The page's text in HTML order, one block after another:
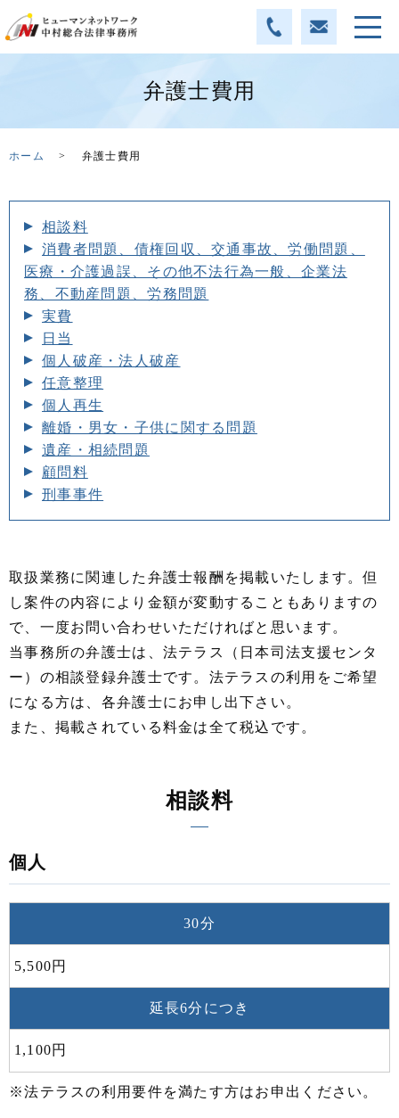
弁護士費用
ホーム 弁護士費用
相談料
消費者問題、債権回収、交通事故、労働問題、
医療・介護過誤、その他不法行為一般、企業法
務、不動産問題、労務問題
実費
日当
個人破産・法人破産
任意整理
個人再生
離婚・男女・子供に関する問題
遺産・相続問題
顧問料
刑事事件
取扱業務に関連した弁護士報酬を掲載いたします。但
し案件の内容により金額が変動することもありますの
で、一度お問い合わせいただければと思います。
当事務所の弁護士は、法テラス（日本司法支援センタ
ー）の相談登録弁護士です。法テラスの利用をご希望
になる方は、各弁護士にお申し出下さい。
また、掲載されている料金は全て税込です。
相談料
個人
30分
5,500円
延長6分につき
1,100円
※法テラスの利用要件を満たす方はお申出ください。